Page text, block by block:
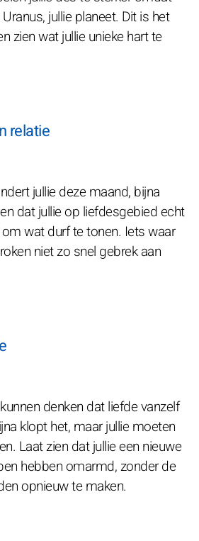
jullie planeet. Dit is het
zien wat jullie unieke hart te
relatie
jullie deze maand, bijna
dat jullie op liefdesgebied echt
wat durf te tonen. Iets waar
niet zo snel gebrek aan
denken dat liefde vanzelf
klopt het, maar jullie moeten
Laat zien dat jullie een nieuwe
hebben omarmd, zonder de
opnieuw te maken.